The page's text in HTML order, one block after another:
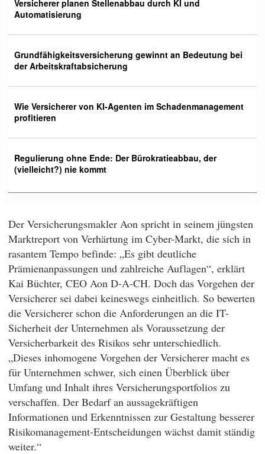
Versicherer planen Stellenabbau durch KI und
Automatisierung
Grundfähigkeitsversicherung gewinnt an Bedeutung bei
der Arbeitskraftabsicherung
Wie Versicherer von KI-Agenten im Schadenmanagement
profitieren
Regulierung ohne Ende: Der Bürokratieabbau, der
(vielleicht?) nie kommt
Der Versicherungsmakler Aon spricht in seinem jüngsten
Marktreport von Verhärtung im Cyber-Markt, die sich in
rasantem Tempo befinde: „Es gibt deutliche
Prämienanpassungen und zahlreiche Auflagen“, erklärt
Kai Büchter, CEO Aon D-A-CH. Doch das Vorgehen der
Versicherer sei dabei keineswegs einheitlich. So bewerten
die Versicherer schon die Anforderungen an die IT-
Sicherheit der Unternehmen als Voraussetzung der
Versicherbarkeit des Risikos sehr unterschiedlich.
„Dieses inhomogene Vorgehen der Versicherer macht es
für Unternehmen schwer, sich einen Überblick über
Umfang und Inhalt ihres Versicherungsportfolios zu
verschaffen. Der Bedarf an aussagekräftigen
Informationen und Erkenntnissen zur Gestaltung besserer
Risikomanagement-Entscheidungen wächst damit ständig
weiter.“